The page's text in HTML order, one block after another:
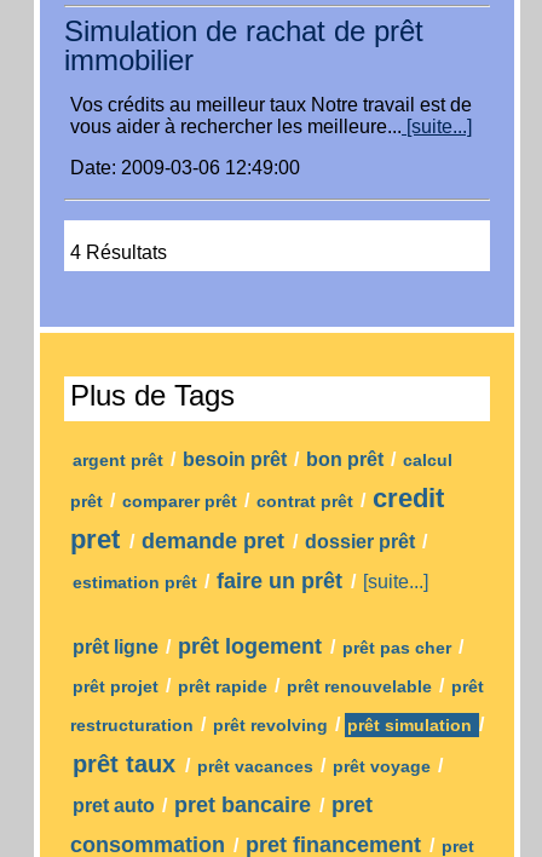
Simulation de rachat de prêt
immobilier
Vos crédits au meilleur taux Notre travail est de
vous aider à rechercher les meilleure... [suite...]
Date: 2009-03-06 12:49:00
4 Résultats
Plus de Tags
argent prêt / besoin prêt / bon prêt / calcul
prêt / comparer prêt / contrat prêt / credit
pret / demande pret / dossier prêt /
estimation prêt / faire un prêt / [suite...]
prêt ligne / prêt logement / prêt pas cher /
prêt projet / prêt rapide / prêt renouvelable / prêt
restructuration / prêt revolving / prêt simulation /
prêt taux / prêt vacances / prêt voyage /
pret auto / pret bancaire / pret
consommation / pret financement / pret